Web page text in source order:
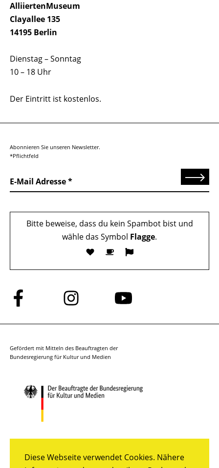
Diese Webseite verwendet Cookies. Nähere
AlliiertenMuseum
Clayallee 135
14195 Berlin
Dienstag – Sonntag
10 – 18 Uhr
Der Eintritt ist kostenlos.
Abonnieren Sie unseren Newsletter.
*Pflichtfeld
E-Mail Adresse Senden
Bitte beweise, dass du kein Spambot bist und
wähle das Symbol Flagge.
Folge
uns
auf
Folge
uns
auf
Folge
auf
Gefördert mit Mitteln des Beauftragten der
Bundesregierung für Kultur und Medien